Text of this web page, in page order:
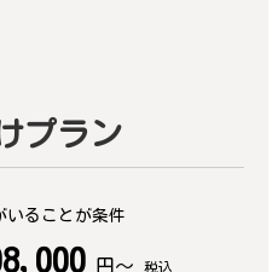
プラン
いることが条件
円〜 税込